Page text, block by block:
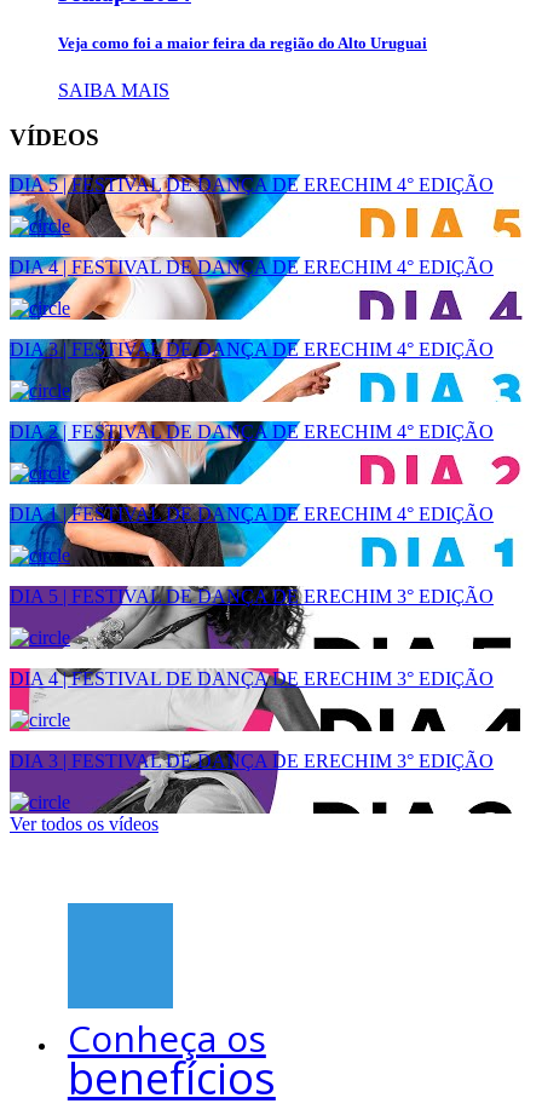
Veja como foi a maior feira da região do Alto Uruguai
SAIBA MAIS
VÍDEOS
DIA 5 | FESTIVAL DE DANÇA DE ERECHIM 4° EDIÇÃO
DIA 4 | FESTIVAL DE DANÇA DE ERECHIM 4° EDIÇÃO
DIA 3 | FESTIVAL DE DANÇA DE ERECHIM 4° EDIÇÃO
DIA 2 | FESTIVAL DE DANÇA DE ERECHIM 4° EDIÇÃO
DIA 1 | FESTIVAL DE DANÇA DE ERECHIM 4° EDIÇÃO
DIA 5 | FESTIVAL DE DANÇA DE ERECHIM 3° EDIÇÃO
DIA 4 | FESTIVAL DE DANÇA DE ERECHIM 3° EDIÇÃO
DIA 3 | FESTIVAL DE DANÇA DE ERECHIM 3° EDIÇÃO
Ver todos os vídeos
Conheça os
benefícios